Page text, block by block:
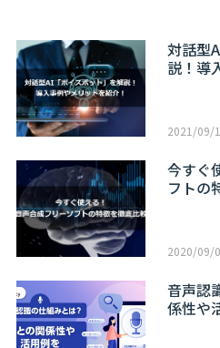
対話型
説！導
2021/09/
今すぐ
フトの
2020/09/
音声認
係性や